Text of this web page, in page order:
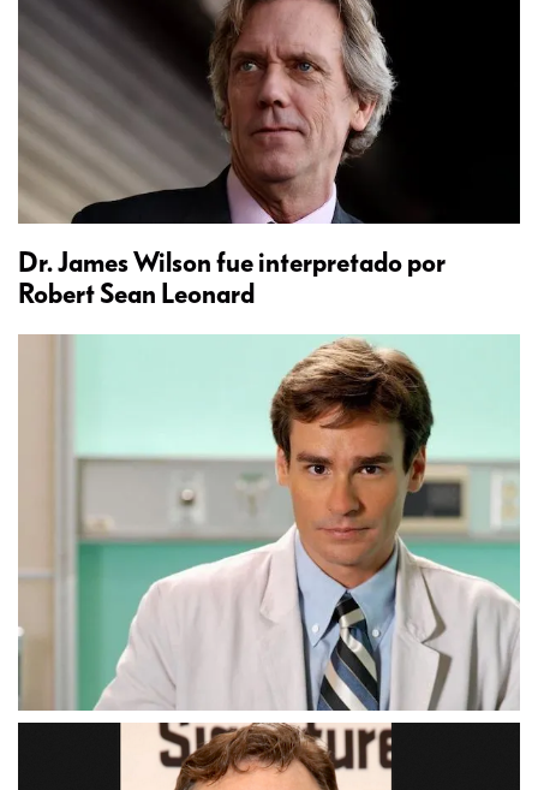
Dr. James Wilson fue interpretado por
Robert Sean Leonard